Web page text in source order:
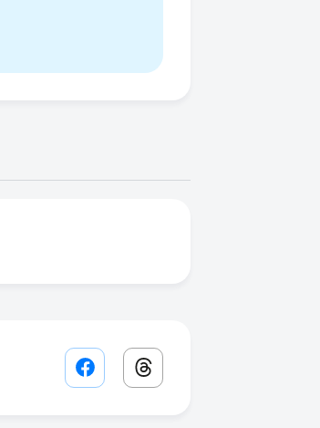
Facebook share link
Threads share link